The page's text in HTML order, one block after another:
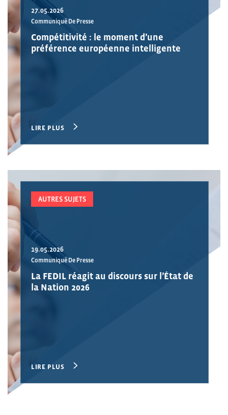
27.05.2026
Communiqué De Presse
Compétitivité : le moment d’une
préférence européenne intelligente
LIRE PLUS
AUTRES SUJETS
19.05.2026
Communiqué De Presse
La FEDIL réagit au discours sur l’État de
la Nation 2026
LIRE PLUS